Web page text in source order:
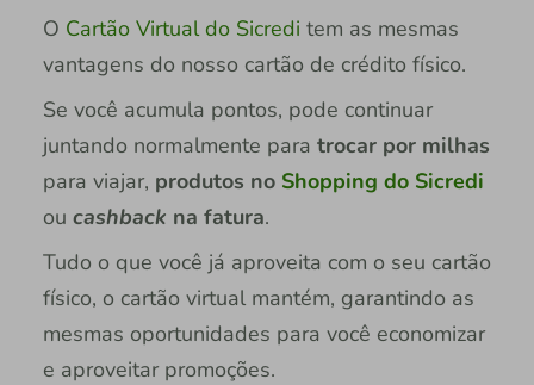
O Cartão Virtual do Sicredi tem as mesmas
vantagens do nosso cartão de crédito físico.
Se você acumula pontos, pode continuar
juntando normalmente para trocar por milhas
para viajar, produtos no Shopping do Sicredi
ou cashback na fatura.
Tudo o que você já aproveita com o seu cartão
físico, o cartão virtual mantém, garantindo as
mesmas oportunidades para você economizar
e aproveitar promoções.